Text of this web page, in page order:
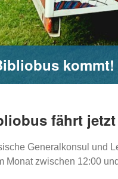
kommt!
fährt
Generalkonsul und
Monat zwischen 12:00